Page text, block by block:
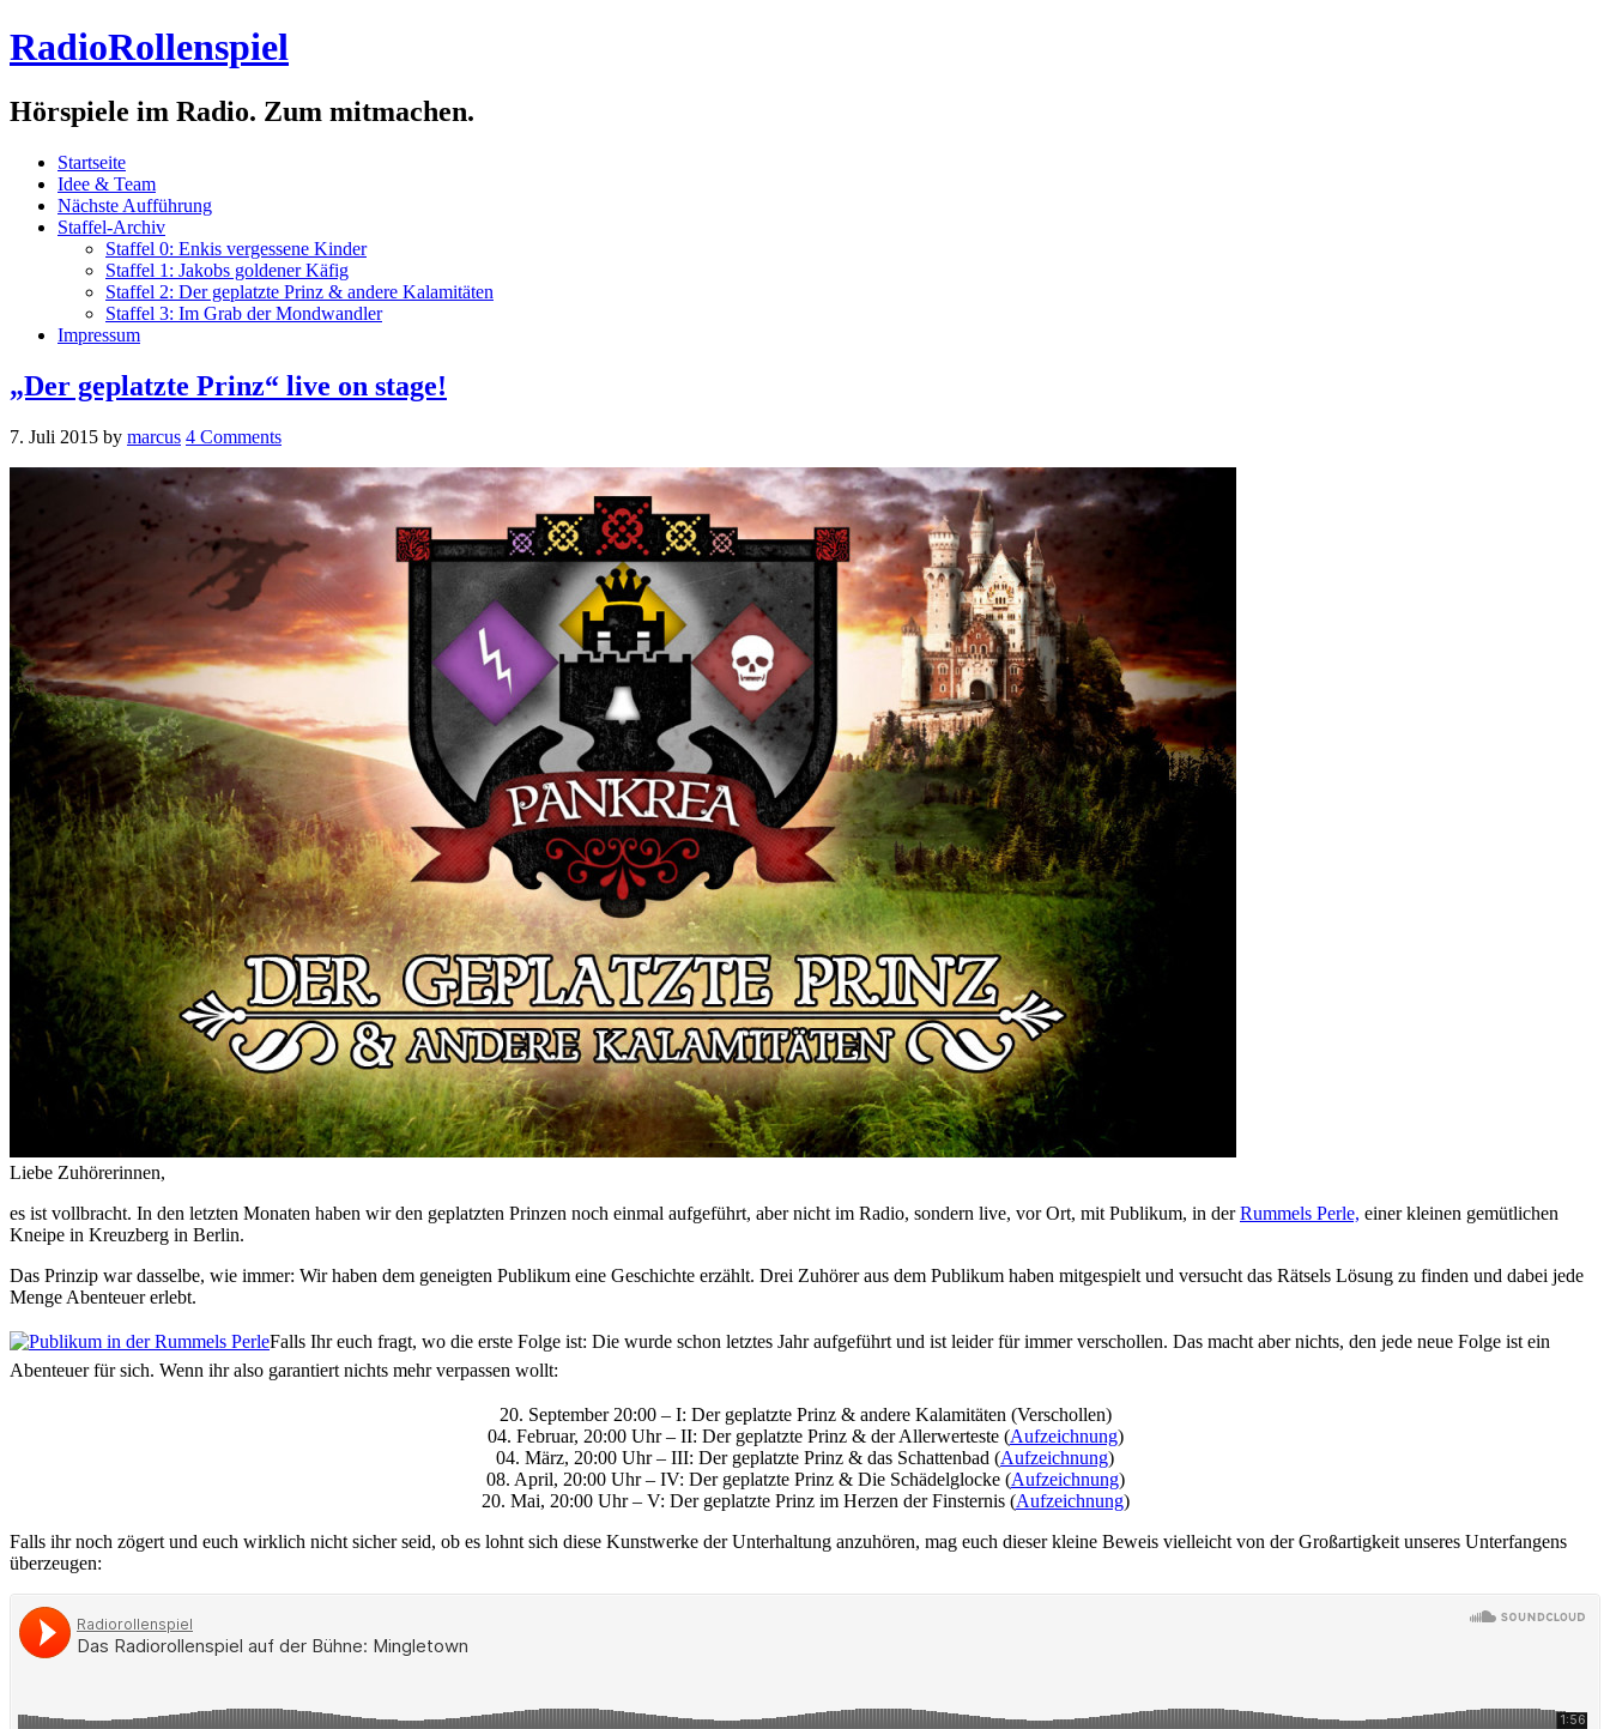
RadioRollenspiel
Hörspiele im Radio. Zum mitmachen.
Startseite
Idee & Team
Nächste Aufführung
Staffel-Archiv
Staffel 0: Enkis vergessene Kinder
Staffel 1: Jakobs goldener Käfig
Staffel 2: Der geplatzte Prinz & andere Kalamitäten
Staffel 3: Im Grab der Mondwandler
Impressum
„Der geplatzte Prinz“ live on stage!
7. Juli 2015 by marcus 4 Comments
Liebe Zuhörerinnen,
es ist vollbracht. In den letzten Monaten haben wir den geplatzten Prinzen noch einmal aufgeführt, aber nicht im Radio, sondern live, vor Ort, mit Publikum, in derRummels Perle, einer kleinen gemütlichen
Kneipe in Kreuzberg in Berlin.
Das Prinzip war dasselbe, wie immer: Wir haben dem geneigten Publikum eine Geschichte erzählt. Drei Zuhörer aus dem Publikum haben mitgespielt und versucht das Rätsels Lösung zu finden und dabei jede
Menge Abenteuer erlebt.
Falls Ihr euch fragt, wo die erste Folge ist: Die wurde schon letztes Jahr aufgeführt und ist leider für immer verschollen. Das macht aber nichts, den jede neue Folge ist ein
Abenteuer für sich. Wenn ihr also garantiert nichts mehr verpassen wollt:
20. September 20:00 – I: Der geplatzte Prinz & andere Kalamitäten (Verschollen)
04. Februar, 20:00 Uhr – II: Der geplatzte Prinz & der Allerwerteste (Aufzeichnung)
04. März, 20:00 Uhr – III: Der geplatzte Prinz & das Schattenbad (Aufzeichnung)
08. April, 20:00 Uhr – IV: Der geplatzte Prinz & Die Schädelglocke (Aufzeichnung)
20. Mai, 20:00 Uhr – V: Der geplatzte Prinz im Herzen der Finsternis (Aufzeichnung)
Falls ihr noch zögert und euch wirklich nicht sicher seid, ob es lohnt sich diese Kunstwerke der Unterhaltung anzuhören, mag euch dieser kleine Beweis vielleicht von der Großartigkeit unseres Unterfangens
überzeugen: